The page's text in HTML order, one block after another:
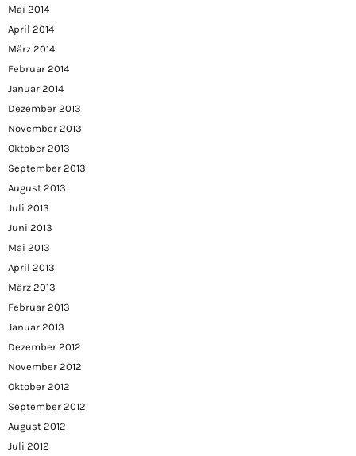
Mai 2014
April 2014
März 2014
Februar 2014
Januar 2014
Dezember 2013
November 2013
Oktober 2013
September 2013
August 2013
Juli 2013
Juni 2013
Mai 2013
April 2013
März 2013
Februar 2013
Januar 2013
Dezember 2012
November 2012
Oktober 2012
September 2012
August 2012
Juli 2012